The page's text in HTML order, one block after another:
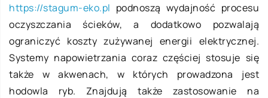
https://stagum-eko.pl podnoszą wydajność procesu
oczyszczania ścieków, a dodatkowo pozwalają
ograniczyć koszty zużywanej energii elektrycznej.
Systemy napowietrzania coraz częściej stosuje się
także w akwenach, w których prowadzona jest
hodowla ryb. Znajdują także zastosowanie na